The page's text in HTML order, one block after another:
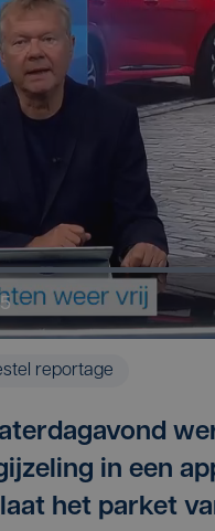
reportage
in een
het parket